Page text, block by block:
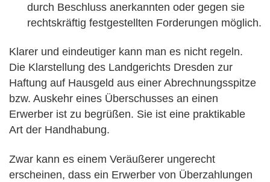
durch Beschluss anerkannten oder gegen sie
rechtskräftig festgestellten Forderungen möglich.
Klarer und eindeutiger kann man es nicht regeln.
Die Klarstellung des Landgerichts Dresden zur
Haftung auf Hausgeld aus einer Abrechnungsspitze
bzw. Auskehr eines Überschusses an einen
Erwerber ist zu begrüßen. Sie ist eine praktikable
Art der Handhabung.
Zwar kann es einem Veräußerer ungerecht
erscheinen, dass ein Erwerber von Überzahlungen